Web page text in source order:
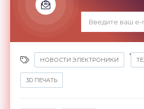
НОВОСТИ ЭЛЕКТРОНИКИ
,
3D ПЕЧАТЬ